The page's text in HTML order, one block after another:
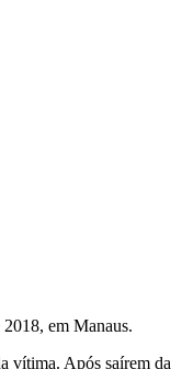
em Manaus.
vítima. Após saírem da